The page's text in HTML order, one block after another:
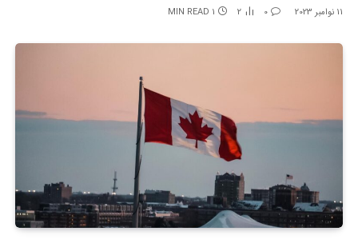
11 نوامبر 2023 0
2
1 MIN READ